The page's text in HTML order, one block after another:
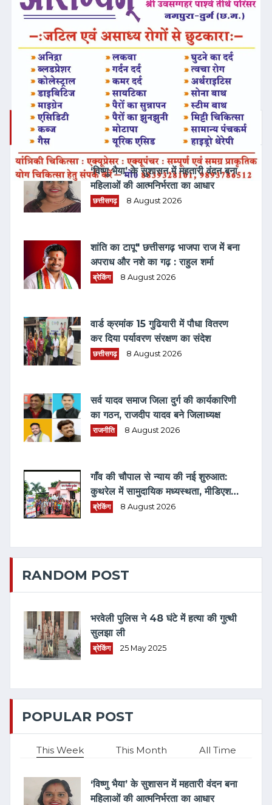
ताज़ा समाचार
‘विष्णु भैया’ के सुशासन में महतारी वंदन बना
महिलाओं की आत्मनिर्भरता का आधार
छत्तीसगढ़ 8 August 2026
शांति का टापू" छत्तीसगढ़ भाजपा राज में बना
अपराध और नशे का गढ़ : राहुल शर्मा
ब्रेकिंग 8 August 2026
वार्ड क्रमांक 15 गुढियारी में पौधा वितरण
कर दिया पर्यावरण संरक्षण का संदेश
छत्तीसगढ़ 8 August 2026
सर्व यादव समाज जिला दुर्ग की कार्यकारिणी
का गठन, राजदीप यादव बने जिलाध्यक्ष
राजनीति 8 August 2026
गाँव की चौपाल से न्याय की नई शुरुआत:
कुथरेल में सामुदायिक मध्यस्थता, मीडिएशन
3.0 एवं विधिक जागरूकता का संगम
ब्रेकिंग 8 August 2026
RANDOM POST
भरवेली पुलिस ने 48 घंटे में हत्या की गुत्थी
सुलझा ली
ब्रेकिंग 25 May 2025
POPULAR POST
This Week This Month All Time
‘विष्णु भैया’ के सुशासन में महतारी वंदन बना
महिलाओं की आत्मनिर्भरता का आधार